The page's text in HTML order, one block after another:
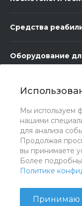
Мы используем
нашими
для анализа
Продолжая
вы принимаете
Более
Политике
Принимаю
Средства
Оборудование
Медицинская